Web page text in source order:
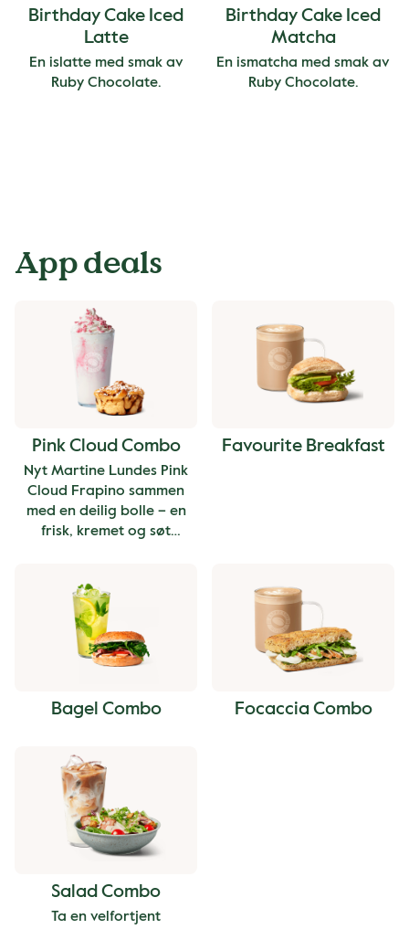
Birthday Cake Iced
Latte
En islatte med smak av
Ruby Chocolate.
Birthday Cake Iced
Matcha
En ismatcha med smak av
Ruby Chocolate.
App deals
Pink Cloud Combo
Nyt Martine Lundes Pink
Cloud Frapino sammen
med en deilig bolle – en
frisk, kremet og søt
Favourite Breakfast
Bagel Combo Focaccia Combo
Salad Combo
Ta en velfortjent